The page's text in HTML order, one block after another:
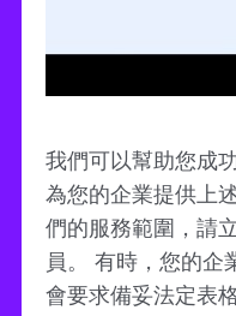
我們可以幫助您成
為您的企業提供上
們的服務範圍，請
員。 有時，您的企
會要求備妥法定表